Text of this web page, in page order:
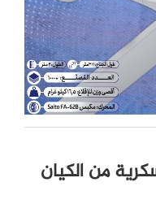
من الكيان